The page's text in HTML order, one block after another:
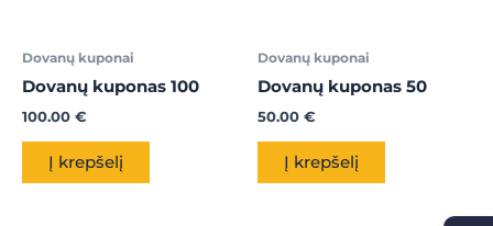
Dovanų kuponai
Dovanų kuponas 100
100.00 €
Į krepšelį
Dovanų kuponai
Dovanų kuponas 50
50.00 €
Į krepšelį